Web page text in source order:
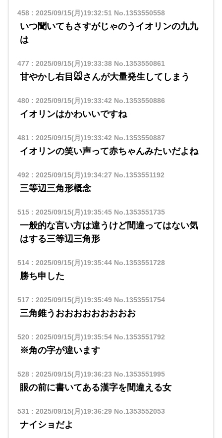
458: 2025/09/15(月)19:32:51 No.1353550558
いつ聞いてもさすがじゃのうイオリンの九九
は
477 : 2025/09/15(月)19:33:38No.1353550861
甘やかし右目🐭さんが大量発生してしまう
480 : 2025/09/15(月)19:33:42 No.1353550886
イオリンはかわいいですね
481 : 2025/09/15(月)19:33:42 No.1353550887
イオリンの笑い声って赤ちゃんみたいだよね
492 : 2025/09/15(月)19:34:27 No.1353551192
三等辺三角形概念
515: 2025/09/15(月)19:35:45No.1353551735
一般的な言い方は違うけど間違ってはない気
はする三等辺三角形
514: 2025/09/15(月)19:35:44No.1353551728
勝ち申した
517 : 2025/09/15(月)19:35:49No.1353551754
三角錐うおおおおおおおおお
520 : 2025/09/15(月)19:35:54No.1353551792
※角の字が違います
528: 2025/09/15(月)19:36:23 No.1353551995
眼の前に書いてある漢字を間違える女
531 : 2025/09/15(月)19:36:29No.1353552053
ナイショだよ